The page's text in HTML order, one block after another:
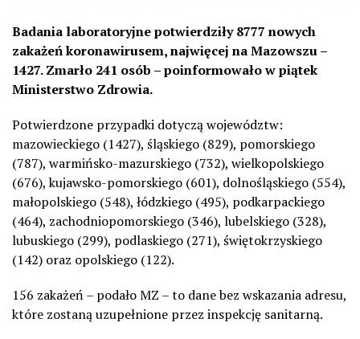
Badania laboratoryjne potwierdziły 8777 nowych
zakażeń koronawirusem, najwięcej na Mazowszu –
1427. Zmarło 241 osób – poinformowało w piątek
Ministerstwo Zdrowia.
Potwierdzone przypadki dotyczą województw:
mazowieckiego (1427), śląskiego (829), pomorskiego
(787), warmińsko-mazurskiego (732), wielkopolskiego
(676), kujawsko-pomorskiego (601), dolnośląskiego (554),
małopolskiego (548), łódzkiego (495), podkarpackiego
(464), zachodniopomorskiego (346), lubelskiego (328),
lubuskiego (299), podlaskiego (271), świętokrzyskiego
(142) oraz opolskiego (122).
156 zakażeń – podało MZ – to dane bez wskazania adresu,
które zostaną uzupełnione przez inspekcję sanitarną.